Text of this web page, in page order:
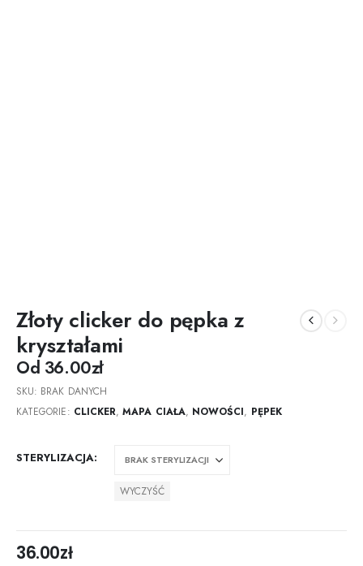
Złoty clicker do pępka z
kryształami
Od 36.00zł
SKU: BRAK DANYCH
KATEGORIE: CLICKER,MAPA CIAŁA, NOWOŚCI, PĘPEK
STERYLIZACJA
WYCZYŚĆ
36.00zł